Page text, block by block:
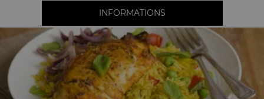
INFORMATIONS